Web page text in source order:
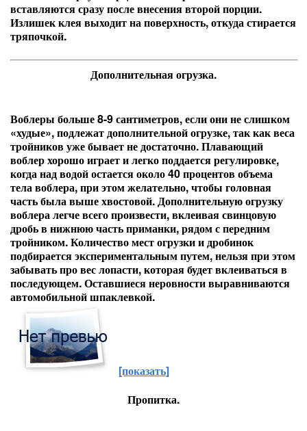
вставляются сразу после внесения второй порции.
Излишек клея выходит на поверхность, откуда стирается
тряпочкой.
Дополнительная огрузка.
Воблеры больше 8-9 сантиметров, если они не слишком
«худые», подлежат дополнительной огрузке, так как веса
тройников уже бывает не достаточно. Плавающий
воблер хорошо играет и легко поддается регулировке,
когда над водой остается около 40 процентов объема
тела воблера, при этом желательно, чтобы головная
часть была выше хвостовой. Дополнительную огрузку
воблера легче всего произвести, вклеивая свинцовую
дробь в нижнюю часть приманки, рядом с передним
тройником. Количество мест огрузки и дробинок
подбирается экспериментальным путем, нельзя при этом
забывать про вес лопасти, которая будет вклеиваться в
последующем. Оставшиеся неровности выравниваются
автомобильной шпаклевкой.
[показать]
Пропитка.